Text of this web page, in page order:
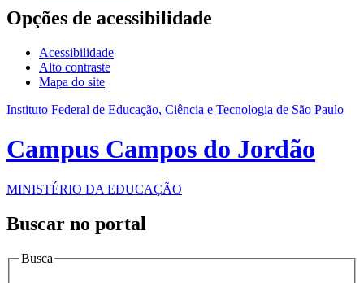
Acesso à informação
Opções de acessibilidade
Acessibilidade
Alto contraste
Mapa do site
Instituto Federal de Educação, Ciência e Tecnologia de São Paulo
Campus Campos do Jordão
MINISTÉRIO DA EDUCAÇÃO
Buscar no portal
Busca